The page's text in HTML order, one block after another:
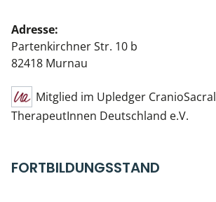
Adresse:
Partenkirchner Str. 10 b
82418 Murnau
Mitglied im Upledger CranioSacral
TherapeutInnen Deutschland e.V.
FORTBILDUNGSSTAND
Viszerale Osteopathie
Klinische & Praktische Kurse
Prüfung & Zertifikation
Postgraduate- & Spezialkurse
Wissenswertes
Soziales Engagement